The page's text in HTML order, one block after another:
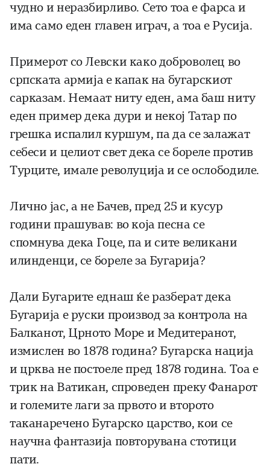
чудно и неразбирливо. Сето тоа е фарса и
има само еден главен играч, а тоа е Русија.
Примерот со Левски како доброволец во
српската армија е капак на бугарскиот
сарказам. Немаат ниту еден, ама баш ниту
еден пример дека дури и некој Татар по
грешка испалил куршум, па да се залажат
себеси и целиот свет дека се бореле против
Турците, имале револуција и се ослободиле.
Лично јас, а не Бачев, пред 25 и кусур
години прашував: во која песна се
спомнува дека Гоце, па и сите великани
илинденци, се бореле за Бугарија?
Дали Бугарите еднаш ќе разберат дека
Бугарија е руски производ за контрола на
Балканот, Црното Море и Медитеранот,
измислен во 1878 година? Бугарска нација
и црква не постоеле пред 1878 година. Тоа е
трик на Ватикан, спроведен преку Фанарот
и големите лаги за првото и второто
таканаречено Бугарско царство, кои се
научна фантазија повторувана стотици
пати.